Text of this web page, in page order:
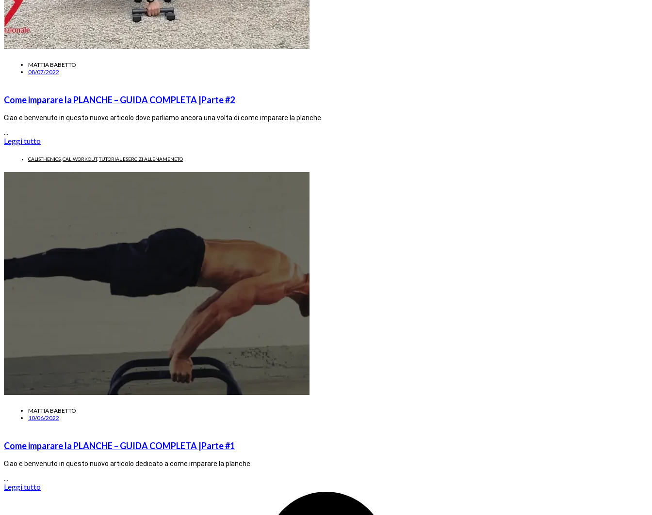
MATTIA BABETTO
08/07/2022
Come imparare la PLANCHE – GUIDA COMPLETA |Parte #2
Ciao e benvenuto in questo nuovo articolo dove parliamo ancora una volta di come imparare la planche.
Leggi tutto
CALISTHENICS CALIWORKOUT,TUTORIAL ESERCIZI ALLENAMENETO
MATTIA BABETTO
10/06/2022
Come imparare la PLANCHE – GUIDA COMPLETA |Parte #1
Ciao e benvenuto in questo nuovo articolo dedicato a come imparare la planche.
Leggi tutto